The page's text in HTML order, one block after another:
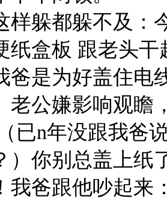
样躲都躲不及：
纸盒板 跟老头干
爸是为好盖住
老公嫌影响观瞻
已n年没跟我爸
）你别总盖上纸
我爸跟他吵起来